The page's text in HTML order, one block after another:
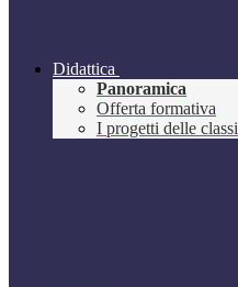
Didattica
Panoramica
Offerta formativa
I progetti delle classi